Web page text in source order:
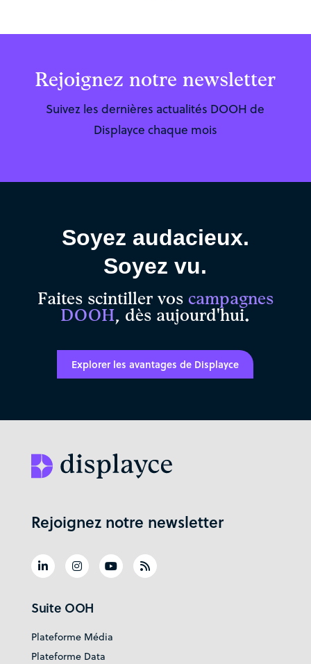
Rejoignez notre newsletter
Suivez les dernières actualités DOOH de
Displayce chaque mois
Soyez audacieux.
Soyez vu.
Faites scintiller vos campagnes
DOOH, dès aujourd'hui.
Explorer les avantages de Displayce
Rejoignez notre newsletter
Suite OOH
Plateforme Média
Plateforme Data